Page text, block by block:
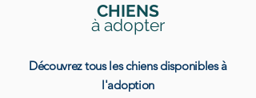
CHIENS
à adopter
Découvrez tous les chiens disponibles à
l'adoption